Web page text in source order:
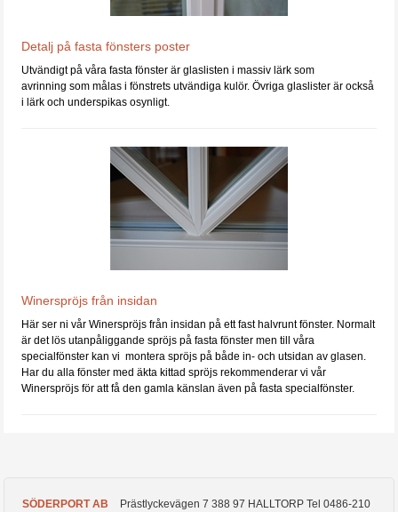
Detalj på fasta fönsters poster
Utvändigt på våra fasta fönster är glaslisten i massiv lärk som
avrinning som målas i fönstrets utvändiga kulör. Övriga glaslister är också
i lärk och underspikas osynligt.
Winerspröjs från insidan
Här ser ni vår Winerspröjs från insidan på ett fast halvrunt fönster. Normalt
är det lös utanpåliggande spröjs på fasta fönster men till våra
specialfönster kan vi montera spröjs på både in- och utsidan av glasen.
Har du alla fönster med äkta kittad spröjs rekommenderar vi vår
Winerspröjs för att få den gamla känslan även på fasta specialfönster.
SÖDERPORT AB Prästlyckevägen 7 388 97 HALLTORP Tel 0486-210